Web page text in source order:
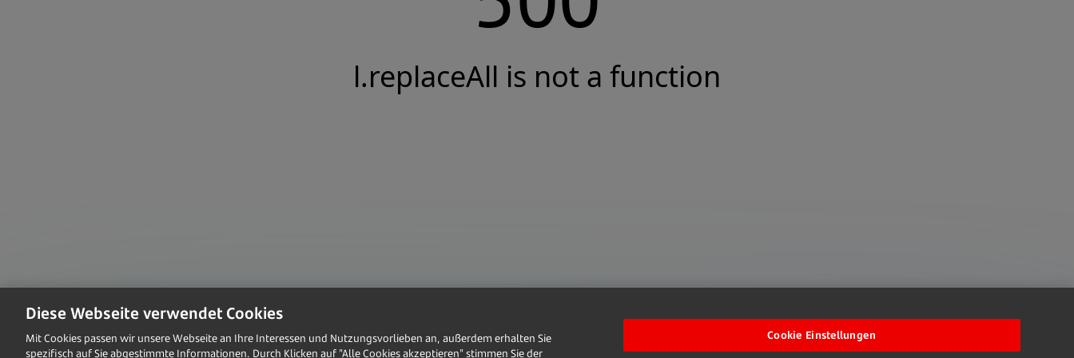
l.replaceAll is not a function
Diese Webseite verwendet Cookies
​Mit Cookies passen wir unsere Webseite an Ihre Interessen und Nutzungsvorlieben an, außerdem erhalten Sie
spezifisch auf Sie abgestimmte Informationen. Durch Klicken auf "Alle Cookies akzeptieren" stimmen Sie der
Cookie Einstellungen